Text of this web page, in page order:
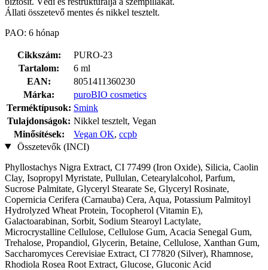
Állati összetevő mentes és nikkel tesztelt.
PAO: 6 hónap
Cikkszám:
PURO-23
Tartalom:
6 ml
EAN:
8051411360230
Márka:
puroBIO cosmetics
Terméktípusok: Smink
Tulajdonságok: Nikkel tesztelt, Vegan
Minősítések:
Vegan OK, ccpb
Összetevők (INCI)
Phyllostachys Nigra Extract, CI 77499 (Iron Oxide), Silicia, Caolin
Clay, Isopropyl Myristate, Pullulan, Cetearylalcohol, Parfum,
Sucrose Palmitate, Glyceryl Stearate Se, Glyceryl Rosinate,
Copernicia Cerifera (Carnauba) Cera, Aqua, Potassium Palmitoyl
Hydrolyzed Wheat Protein, Tocopherol (Vitamin E),
Galactoarabinan, Sorbit, Sodium Stearoyl Lactylate,
Microcrystalline Cellulose, Cellulose Gum, Acacia Senegal Gum,
Trehalose, Propandiol, Glycerin, Betaine, Cellulose, Xanthan Gum,
Saccharomyces Cerevisiae Extract, CI 77820 (Silver), Rhamnose,
Rhodiola Rosea Root Extract, Glucose, Gluconic Acid